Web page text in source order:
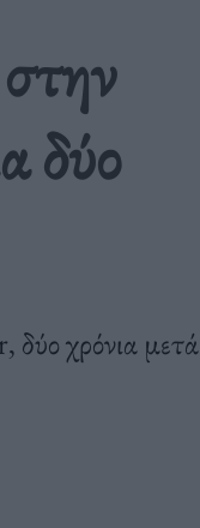
δύο
δύο χρόνια μετά